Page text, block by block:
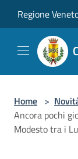
Regione
Home >
Ancora pochi
Modesto tra i